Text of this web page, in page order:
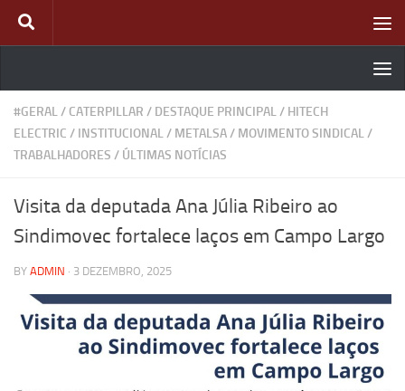
Skip to content
#GERAL/ CATERPILLAR / DESTAQUE PRINCIPAL/ HITECH
ELECTRIC / INSTITUCIONAL/ METALSA/ MOVIMENTO SINDICAL/
TRABALHADORES / ÚLTIMAS NOTÍCIAS
Visita da deputada Ana Júlia Ribeiro ao
Sindimovec fortalece laços em Campo Largo
BY ADMIN · 3 DEZEMBRO, 2025